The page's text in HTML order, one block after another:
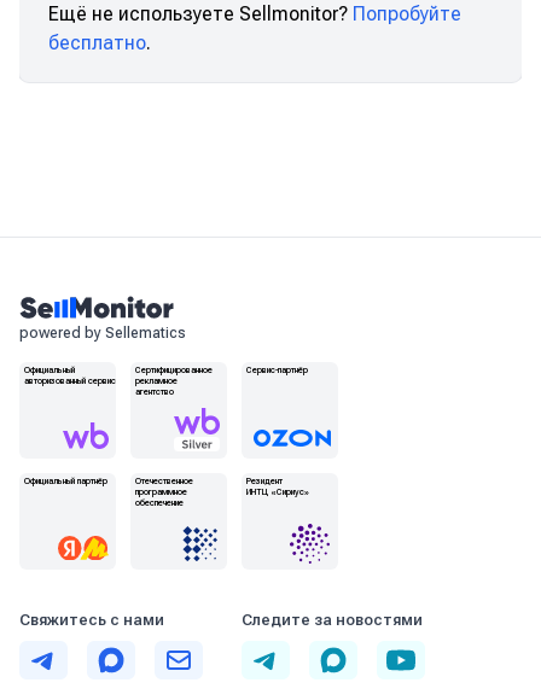
Ещё не используете Sellmonitor? Попробуйте
бесплатно.
powered by Sellematics
Официальный
авторизованный сервис
Сертифицированное
рекламное
агентство
Сервис-партнёр
Официальный партнёр
Отечественное
программное
обеспечение
Резидент
ИНТЦ «Сириус»
Свяжитесь с нами
TelegramMAX Email
Следите за новостями
TelegramMAX YouTube